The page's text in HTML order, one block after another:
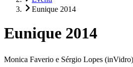
Eunique 2014
Eunique 2014
Monica Faverio e Sérgio Lopes